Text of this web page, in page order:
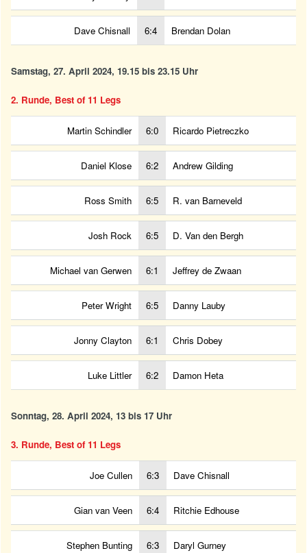
Dave Chisnall 6:4 Brendan Dolan
Samstag, 27. April 2024, 19.15 bis 23.15 Uhr
2. Runde, Best of 11 Legs
Martin Schindler 6:0 Ricardo Pietreczko
Daniel Klose 6:2 Andrew Gilding
Ross Smith 6:5 R. van Barneveld
Josh Rock 6:5 D. Van den Bergh
Michael van Gerwen 6:1 Jeffrey de Zwaan
Peter Wright 6:5 Danny Lauby
Jonny Clayton 6:1 Chris Dobey
Luke Littler 6:2 Damon Heta
Sonntag, 28. April 2024, 13 bis 17 Uhr
3. Runde, Best of 11 Legs
Joe Cullen 6:3 Dave Chisnall
Gian van Veen 6:4 Ritchie Edhouse
Stephen Bunting 6:3 Daryl Gurney